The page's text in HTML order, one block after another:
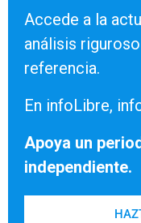
Accede a la
análisis
referencia.
En infoLibre,
Apoya un
independiente.